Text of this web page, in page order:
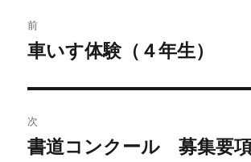
稿
ビ
ゲ
前
前
投
稿:
車いす体験（４年生）
次
次
書道コンクール 募集要